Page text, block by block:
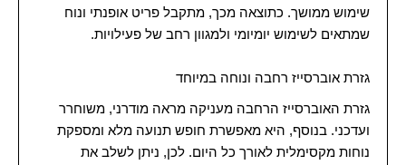
שימוש ממושך. כתוצאה מכך, מתקבל פריט אופנתי ונוח
שמתאים לשימוש יומיומי ולמגוון רחב של פעילויות.
גזרת אוברסייז רחבה ונוחה במיוחד
גזרת האוברסייז הרחבה מעניקה מראה מודרני, משוחרר
ועדכני. בנוסף, היא מאפשרת חופש תנועה מלא ומספקת
נוחות מקסימלית לאורך כל היום. לכן, ניתן לשלב את